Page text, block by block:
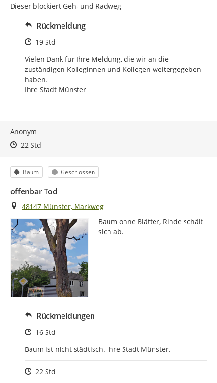
Dieser blockiert Geh- und Radweg
Rückmeldung
Zeitpunkt des Erstellens
19 Std
Vielen Dank für Ihre Meldung, die wir an die
zuständigen Kolleginnen und Kollegen weitergegeben
haben.
Ihre Stadt Münster
Anonym
Zeitpunkt des Erstellens
Zeitpunkt des Erstellens
22 StdZur Äußerung
Kategorie
Baum Status
Geschlossen
offenbar Tod
Ort
48147 Münster, Markweg
Baum ohne Blätter, Rinde schält
sich ab.
Rückmeldungen
Zeitpunkt des Erstellens
16 Std
Baum ist nicht städtisch. Ihre Stadt Münster.
Zeitpunkt des Erstellens
22 Std